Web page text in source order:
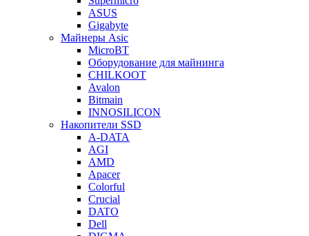
ASUS
Gigabyte
Майнеры Asic
MicroBT
Оборудование для майнинга
CHILKOOT
Avalon
Bitmain
INNOSILICON
Накопители SSD
A-DATA
AGI
AMD
Apacer
Colorful
Crucial
DATO
Dell